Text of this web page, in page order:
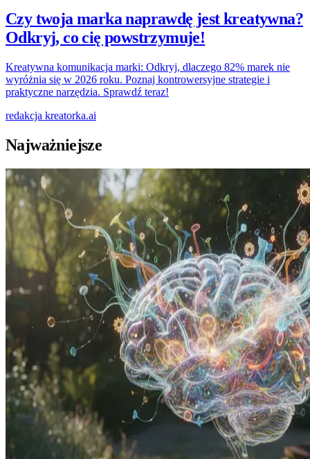
Czy twoja marka naprawdę jest kreatywna?
Odkryj, co cię powstrzymuje!
Kreatywna komunikacja marki: Odkryj, dlaczego 82% marek nie
wyróżnia się w 2026 roku. Poznaj kontrowersyjne strategie i
praktyczne narzędzia. Sprawdź teraz!
redakcja kreatorka.ai
Najważniejsze